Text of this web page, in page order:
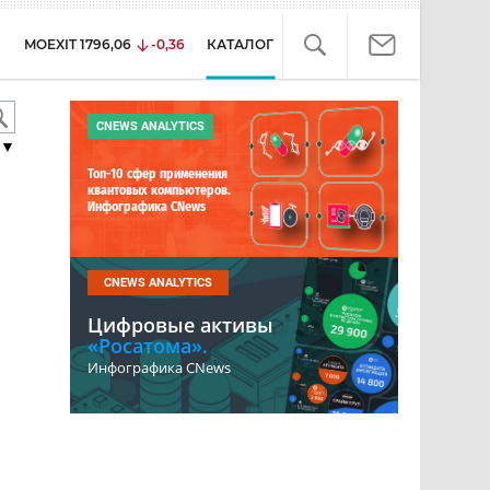
MOEXIT 1796,06 -0,36 КАТАЛОГ
CNEWS ANALYTICS
Топ-10 сфер применения
квантовых компьютеров.
Инфографика CNews
CNEWS ANALYTICS
Цифровые активы
«Росатома».
Инфографика CNews